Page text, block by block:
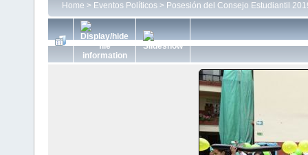
Home > Eventos Políticos > Posesión del Consejo Estudiantil